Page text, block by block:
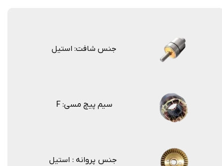
جنس شافت: استیل
F :سیم پیچ مسی
جنس پروانه : استیل